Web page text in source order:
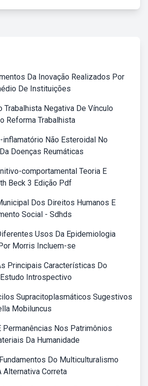
Da Inovação Realizados Por
De Instituições
Trabalhista Negativa De Vínculo
Reforma Trabalhista
inflamatório Não Esteroidal No
Doenças Reumáticas
comportamental Teoria E
Beck 3 Edição Pdf
Dos Direitos Humanos E
Social - Sdhds
Usos Da Epidemiologia
Morris Incluem-se
Principais Características Do
Introspectivo
Supracitoplasmáticos Sugestivos
Mobiluncus
Permanências Nos Patrimônios
Da Humanidade
Do Multiculturalismo
Alternativa Correta